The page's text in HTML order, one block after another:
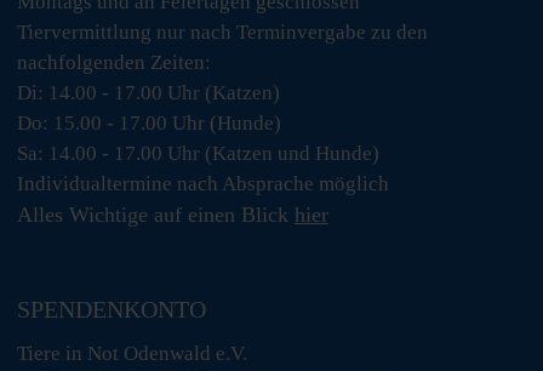
Tiervermittlung nur nach Terminvergabe zu den
nachfolgenden Zeiten:
Di: 14.00 - 17.00 Uhr (Katzen)
Do: 15.00 - 17.00 Uhr (Hunde)
Sa: 14.00 - 17.00 Uhr (Katzen und Hunde)
Individualtermine nach Absprache möglich
Alles Wichtige auf einen Blick hier
SPENDENKONTO
Tiere in Not Odenwald e.V.